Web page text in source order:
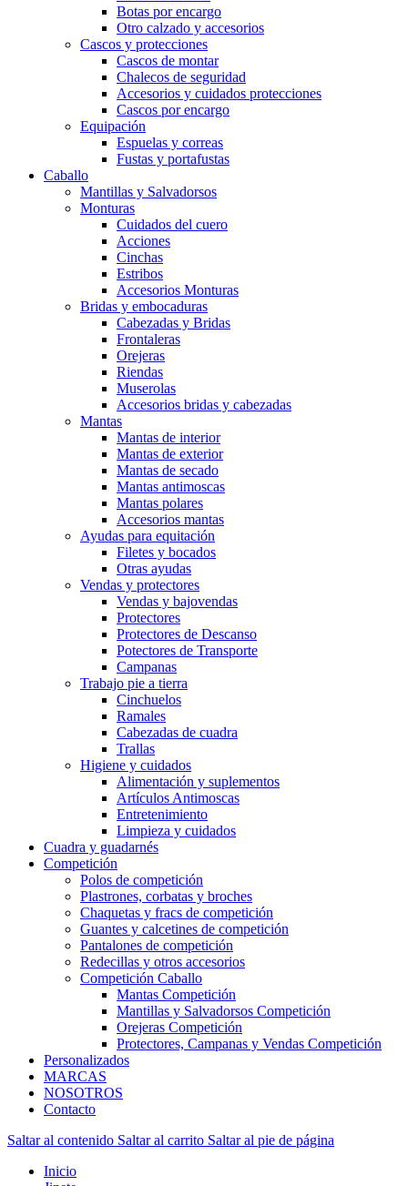
Botas por encargo
Otro calzado y accesorios
Cascos y protecciones
Cascos de montar
Chalecos de seguridad
Accesorios y cuidados protecciones
Cascos por encargo
Equipación
Espuelas y correas
Fustas y portafustas
Caballo
Mantillas y Salvadorsos
Monturas
Cuidados del cuero
Acciones
Cinchas
Estribos
Accesorios Monturas
Bridas y embocaduras
Cabezadas y Bridas
Frontaleras
Orejeras
Riendas
Muserolas
Accesorios bridas y cabezadas
Mantas
Mantas de interior
Mantas de exterior
Mantas de secado
Mantas antimoscas
Mantas polares
Accesorios mantas
Ayudas para equitación
Filetes y bocados
Otras ayudas
Vendas y protectores
Vendas y bajovendas
Protectores
Protectores de Descanso
Potectores de Transporte
Campanas
Trabajo pie a tierra
Cinchuelos
Ramales
Cabezadas de cuadra
Trallas
Higiene y cuidados
Alimentación y suplementos
Artículos Antimoscas
Entretenimiento
Limpieza y cuidados
Cuadra y guadarnés
Competición
Polos de competición
Plastrones, corbatas y broches
Chaquetas y fracs de competición
Guantes y calcetines de competición
Pantalones de competición
Redecillas y otros accesorios
Competición Caballo
Mantas Competición
Mantillas y Salvadorsos Competición
Orejeras Competición
Protectores, Campanas y Vendas Competición
Personalizados
MARCAS
NOSOTROS
Contacto
Saltar al contenido Saltar al carrito Saltar al pie de página
Inicio